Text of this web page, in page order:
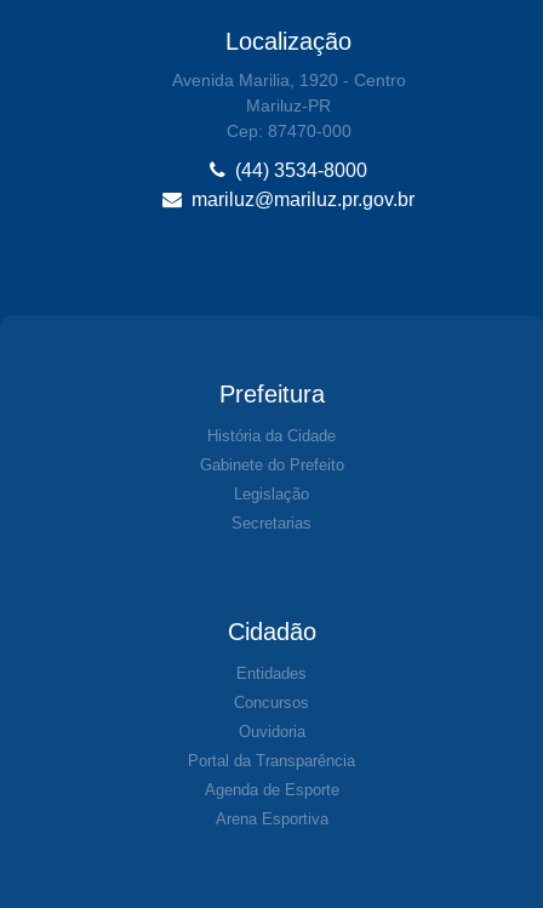
Localização
Avenida Marilia, 1920 - Centro
Mariluz-PR
Cep: 87470-000
(44) 3534-8000
mariluz@mariluz.pr.gov.br
Prefeitura
História da Cidade
Gabinete do Prefeito
Legislação
Secretarias
Cidadão
Entidades
Concursos
Ouvidoria
Portal da Transparência
Agenda de Esporte
Arena Esportiva